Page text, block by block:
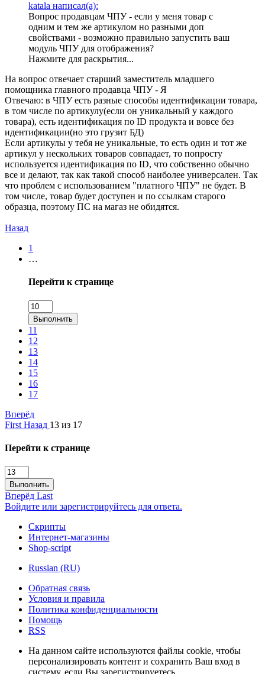
katala написал(а):
Вопрос продавцам ЧПУ - если у меня товар с
одним и тем же артикулом но разными доп
свойствами - возможно правильно запустить ваш
модуль ЧПУ для отображения?
Нажмите для раскрытия...
На вопрос отвечает старший заместитель младшего
помощника главного продавца ЧПУ - Я
Отвечаю: в ЧПУ есть разные способы идентификации товара,
в том числе по артикулу(если он уникальный у каждого
товара), есть идентификация по ID продукта и вовсе без
идентификации(но это грузит БД)
Если артикулы у тебя не уникальные, то есть один и тот же
артикул у нескольких товаров совпадает, то попросту
используется идентификация по ID, что собственно обычно
все и делают, так как такой способ наиболее универсален. Так
что проблем с использованием "платного ЧПУ" не будет. В
том числе, товар будет доступен и по ссылкам старого
образца, поэтому ПС на магаз не обидятся.
Назад
1
…
Перейти к странице
Выполнить
11
12
13
14
15
16
17
Вперёд
First Назад 13 из 17
Перейти к странице
Выполнить
Вперёд Last
Войдите или зарегистрируйтесь для ответа.
Скрипты
Интернет-магазины
Shop-script
Russian (RU)
Обратная связь
Условия и правила
Политика конфиденциальности
Помощь
RSS
На данном сайте используются файлы cookie, чтобы
персонализировать контент и сохранить Ваш вход в
систему, если Вы зарегистрируетесь.